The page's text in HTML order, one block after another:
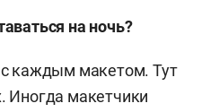
на ночь?
с каждым макетом. Тут
Иногда макетчики